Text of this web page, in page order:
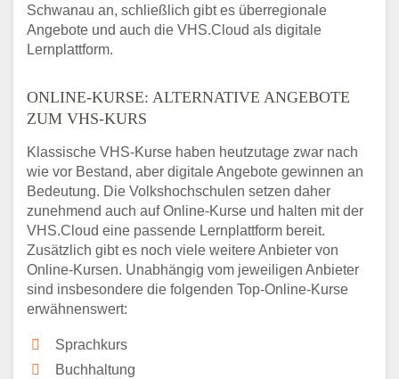
Schwanau an, schließlich gibt es überregionale
Angebote und auch die VHS.Cloud als digitale
Lernplattform.
ONLINE-KURSE: ALTERNATIVE ANGEBOTE
ZUM VHS-KURS
Klassische VHS-Kurse haben heutzutage zwar nach
wie vor Bestand, aber digitale Angebote gewinnen an
Bedeutung. Die Volkshochschulen setzen daher
zunehmend auch auf Online-Kurse und halten mit der
VHS.Cloud eine passende Lernplattform bereit.
Zusätzlich gibt es noch viele weitere Anbieter von
Online-Kursen. Unabhängig vom jeweiligen Anbieter
sind insbesondere die folgenden Top-Online-Kurse
erwähnenswert:
Sprachkurs
Buchhaltung